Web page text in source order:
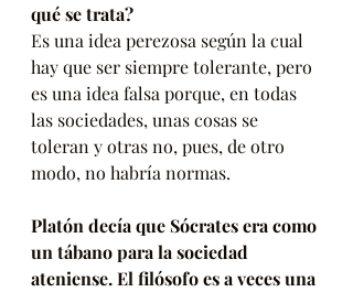
qué se trata?
Es una idea perezosa según la cual
hay que ser siempre tolerante, pero
es una idea falsa porque, en todas
las sociedades, unas cosas se
toleran y otras no, pues, de otro
modo, no habría normas.
Platón decía que Sócrates era como
un tábano para la sociedad
ateniense. El filósofo es a veces una